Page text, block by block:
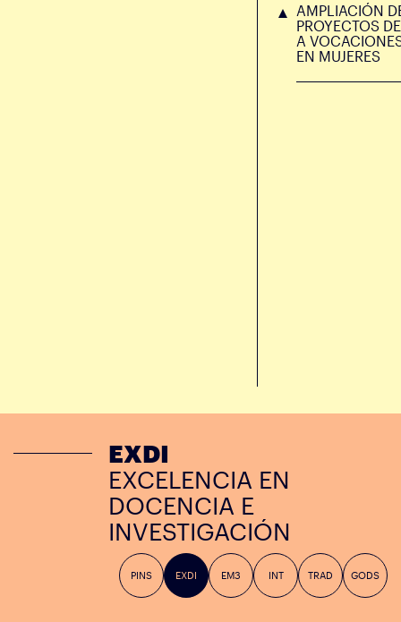
AMPLIACIÓN
PROYECTOS
A
EN MUJERES
EXDI
EXCELENCIA EN
DOCENCIA E
INVESTIGACIÓN
PINS EXDI EM3 INT TRAD GODS